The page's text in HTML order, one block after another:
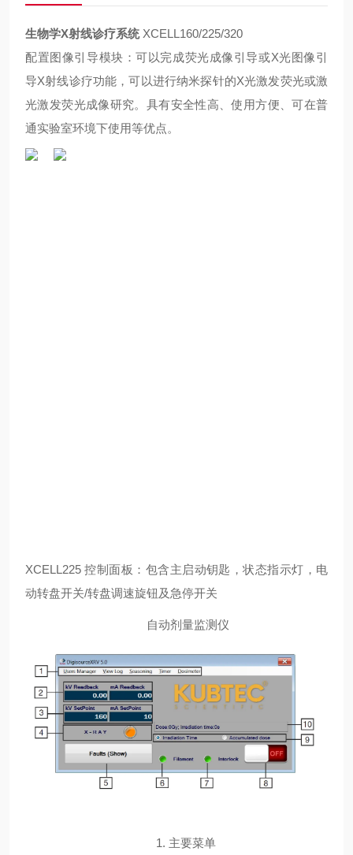
生物学X射线诊疗系统XCELL160/225/320
配置图像引导模块：可以完成荧光成像引导或X光图像引
导X射线诊疗功能，可以进行纳米探针的X光激发荧光或激
光激发荧光成像研究。具有安全性高、使用方便、可在普
通实验室环境下使用等优点。
XCELL 225 控制面板：包含主启动钥匙，状态指示灯，电
动转盘开关/转盘调速旋钮及急停开关
自动剂量监测仪
1. 主要菜单